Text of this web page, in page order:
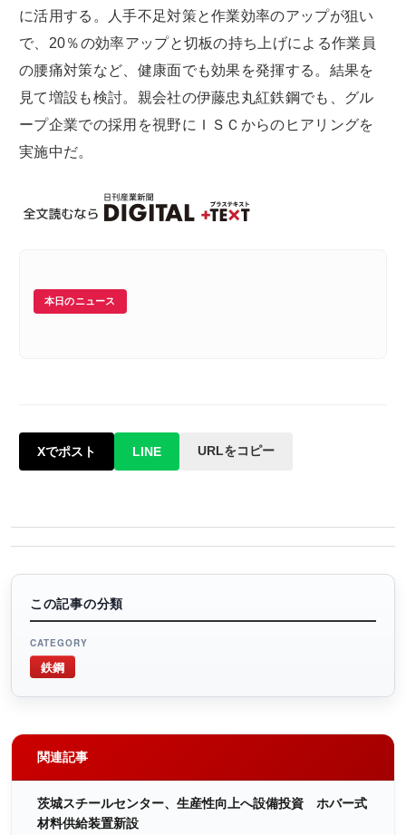
に活用する。人手不足対策と作業効率のアップが狙い
で、20％の効率アップと切板の持ち上げによる作業員
の腰痛対策など、健康面でも効果を発揮する。結果を
見て増設も検討。親会社の伊藤忠丸紅鉄鋼でも、グル
ープ企業での採用を視野にＩＳＣからのヒアリングを
実施中だ。
本日のニュース
Xでポスト LINE URLをコピー
この記事の分類
CATEGORY
鉄鋼
関連記事
茨城スチールセンター、生産性向上へ設備投資 ホバー式
材料供給装置新設